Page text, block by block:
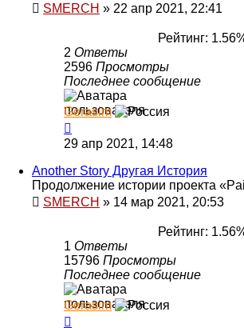
SMERCH » 22 апр 2021, 22:41
Рейтинг:
2 Ответы
2596 Просмотры
Последнее сообщение
Gerasim
29 апр 2021, 14:48
Another Story Другая История
Продолжение истории проекта
SMERCH » 14 мар 2021, 20:53
Рейтинг:
1 Ответы
15796 Просмотры
Последнее сообщение
Gerasim